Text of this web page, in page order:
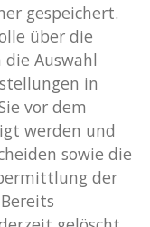
gespeichert.
über die
die Auswahl
in
vor dem
werden und
sowie die
der